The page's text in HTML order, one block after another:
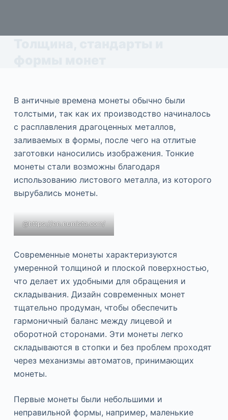
В античные времена монеты обычно были
толстыми, так как их производство начиналось
с расплавления драгоценных металлов,
заливаемых в формы, после чего на отлитые
заготовки наносились изображения. Тонкие
монеты стали возможны благодаря
использованию листового металла, из которого
вырубались монеты.
@https://en.numista.com/
Современные монеты характеризуются
умеренной толщиной и плоской поверхностью,
что делает их удобными для обращения и
складывания. Дизайн современных монет
тщательно продуман, чтобы обеспечить
гармоничный баланс между лицевой и
оборотной сторонами. Эти монеты легко
складываются в стопки и без проблем проходят
через механизмы автоматов, принимающих
монеты.
Первые монеты были небольшими и
неправильной формы, например, маленькие